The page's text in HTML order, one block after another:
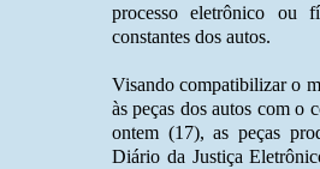
processo eletrônico ou
constantes dos autos.
Visando compatibilizar o
às peças dos autos com o
ontem (17), as peças
Diário da Justiça